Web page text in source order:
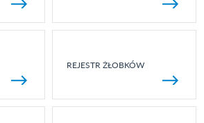
REJESTR ŻŁOBKÓW